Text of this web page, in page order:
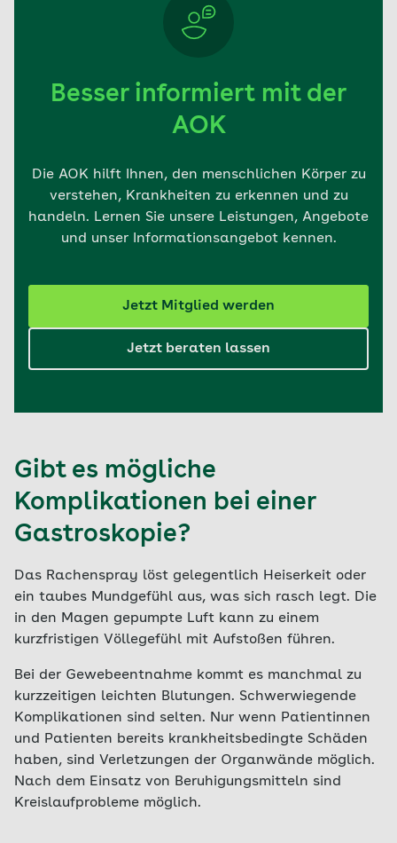
Besser informiert mit der
AOK
Die AOK hilft Ihnen, den menschlichen Körper zu
verstehen, Krankheiten zu erkennen und zu
handeln. Lernen Sie unsere Leistungen, Angebote
und unser Informationsangebot kennen.
Jetzt Mitglied werden
Jetzt beraten lassen
Gibt es mögliche
Komplikationen bei einer
Gastroskopie?
Das Rachenspray löst gelegentlich Heiserkeit oder
ein taubes Mundgefühl aus, was sich rasch legt. Die
in den Magen gepumpte Luft kann zu einem
kurzfristigen Völlegefühl mit Aufstoßen führen.
Bei der Gewebeentnahme kommt es manchmal zu
kurzzeitigen leichten Blutungen. Schwerwiegende
Komplikationen sind selten. Nur wenn Patientinnen
und Patienten bereits krankheitsbedingte Schäden
haben, sind Verletzungen der Organwände möglich.
Nach dem Einsatz von Beruhigungsmitteln sind
Kreislaufprobleme möglich.